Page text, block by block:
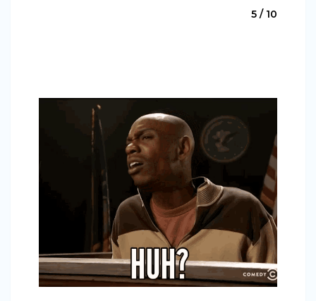
5 / 10